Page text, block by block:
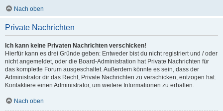
Nach oben
Private Nachrichten
Ich kann keine Privaten Nachrichten verschicken!
Hierfür kann es drei Gründe geben: Entweder bist du nicht registriert und / oder
nicht angemeldet, oder die Board-Administration hat Private Nachrichten für
das komplette Forum ausgeschaltet. Außerdem könnte es sein, dass der
Administrator dir das Recht, Private Nachrichten zu verschicken, entzogen hat.
Kontaktiere einen Administrator, um weitere Informationen zu erhalten.
Nach oben